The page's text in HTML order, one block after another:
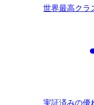
世界最高クラ
実証済みの優